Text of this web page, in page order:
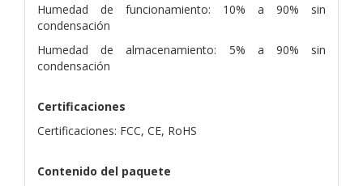
Humedad de funcionamiento: 10% a 90% sin
condensación
Humedad de almacenamiento: 5% a 90% sin
condensación
Certificaciones
Certificaciones: FCC, CE, RoHS
Contenido del paquete